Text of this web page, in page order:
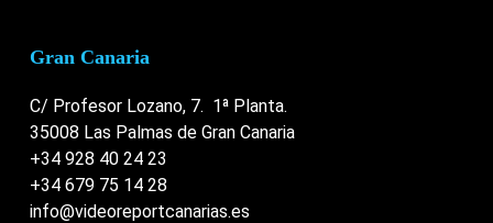
Gran Canaria
C/ Profesor Lozano, 7. 1ª Planta.
35008 Las Palmas de Gran Canaria
+34 928 40 24 23
+34 679 75 14 28
info@videoreportcanarias.es